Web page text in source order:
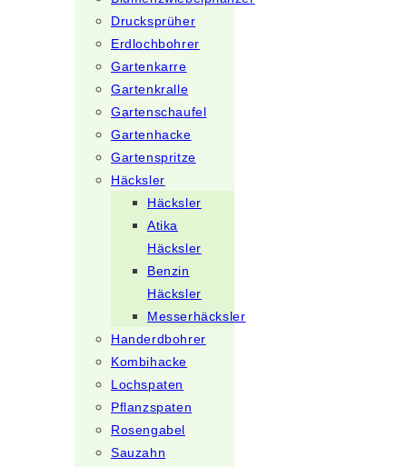
Drucksprüher
Erdlochbohrer
Gartenkarre
Gartenkralle
Gartenschaufel
Gartenhacke
Gartenspritze
Häcksler
Häcksler
Atika
Häcksler
Benzin
Häcksler
Messerhäcksler
Handerdbohrer
Kombihacke
Lochspaten
Pflanzspaten
Rosengabel
Sauzahn